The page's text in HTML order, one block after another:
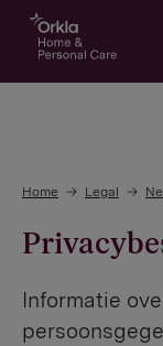
Go to frontpage
Home Legal
Informatie